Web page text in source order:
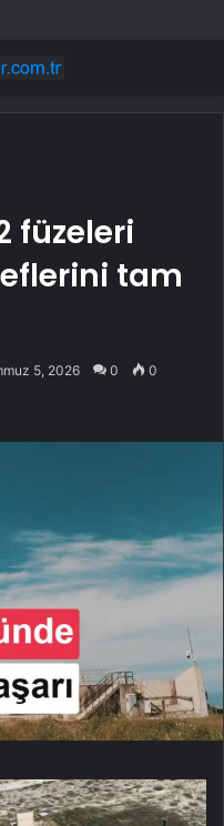
2 füzeleri
tam
5, 2026 0 0